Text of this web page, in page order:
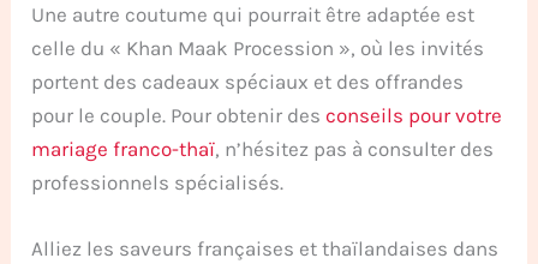
Une autre coutume qui pourrait être adaptée est
celle du « Khan Maak Procession », où les invités
portent des cadeaux spéciaux et des offrandes
pour le couple. Pour obtenir des conseils pour votre
mariage franco-thaï, n’hésitez pas à consulter des
professionnels spécialisés.
Alliez les saveurs françaises et thaïlandaises dans